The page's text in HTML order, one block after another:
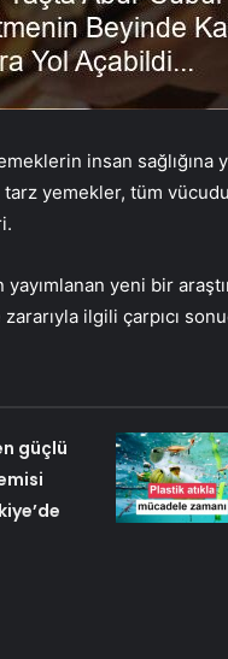
insan sağlığına
yemekler, tüm
yeni bir
ilgili çarpıcı
güçlü